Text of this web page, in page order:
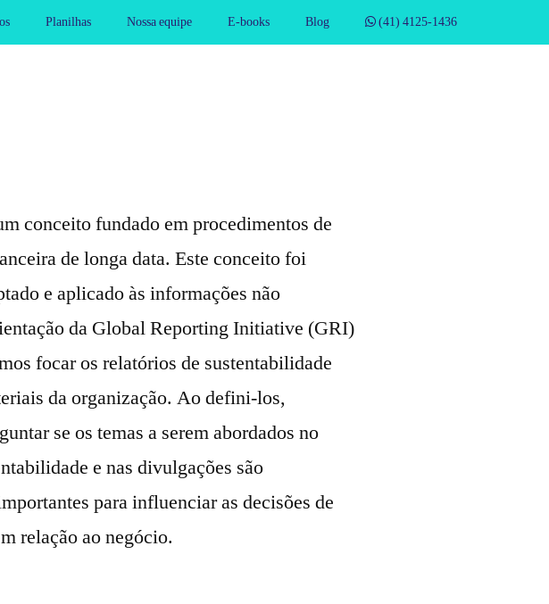
Planilhas Nossa equipe E-books Blog (41) 4125-1436
conceito fundado em procedimentos de
de longa data. Este conceito foi
e aplicado às informações não
da Global Reporting Initiative (GRI)
focar os relatórios de sustentabilidade
da organização. Ao defini-los,
se os temas a serem abordados no
e nas divulgações são
para influenciar as decisões de
relação ao negócio.